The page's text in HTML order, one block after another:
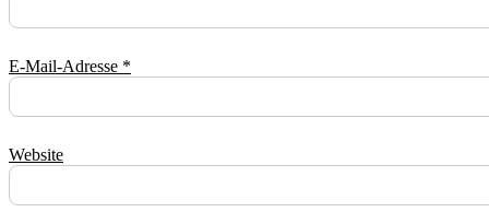
E-Mail-Adresse *
Website